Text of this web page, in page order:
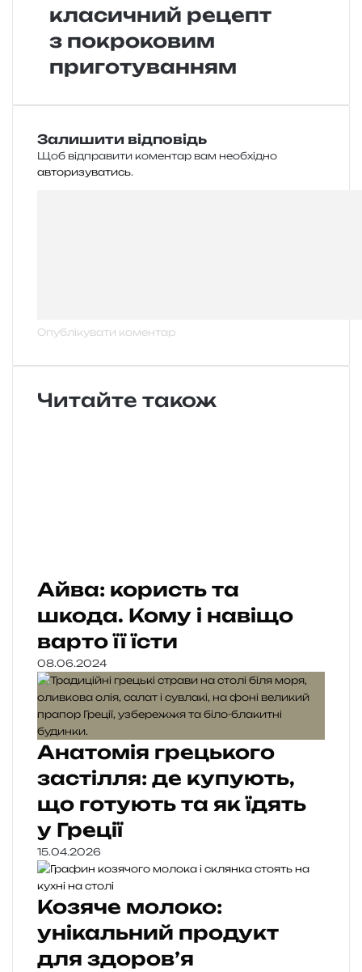
класичний рецепт
з покроковим
приготуванням
Залишити відповідь
Щоб відправити коментар вам необхідно
авторизуватись.
Читайте також
Айва: користь та
шкода. Кому і навіщо
варто її їсти
08.06.2024
Анатомія грецького
застілля: де купують,
що готують та як їдять
у Греції
15.04.2026
Козяче молоко:
унікальний продукт
для здоров’я